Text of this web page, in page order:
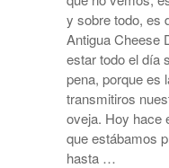
y sobre todo, es
Antigua Cheese
estar todo el día
pena, porque es
transmitiros
oveja. Hoy hace
que estábamos
hasta …